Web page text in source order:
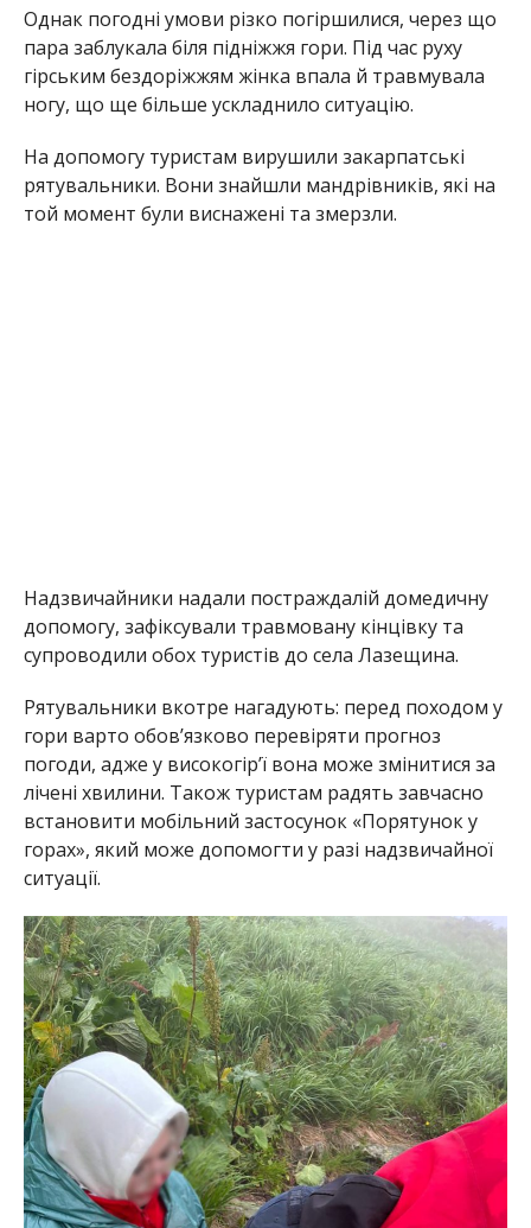
Однак погодні умови різко погіршилися, через що
пара заблукала біля підніжжя гори. Під час руху
гірським бездоріжжям жінка впала й травмувала
ногу, що ще більше ускладнило ситуацію.
На допомогу туристам вирушили закарпатські
рятувальники. Вони знайшли мандрівників, які на
той момент були виснажені та змерзли.
Надзвичайники надали постраждалій домедичну
допомогу, зафіксували травмовану кінцівку та
супроводили обох туристів до села Лазещина.
Рятувальники вкотре нагадують: перед походом у
гори варто обов’язково перевіряти прогноз
погоди, адже у високогір’ї вона може змінитися за
лічені хвилини. Також туристам радять завчасно
встановити мобільний застосунок «Порятунок у
горах», який може допомогти у разі надзвичайної
ситуації.